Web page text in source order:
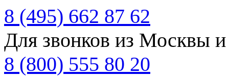
8 (495) 662 87 62
Для звонков из Москвы
8 (800) 555 80 20